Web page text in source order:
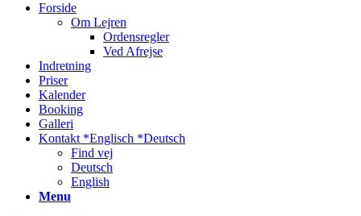
Forside
Om Lejren
Ordensregler
Ved Afrejse
Indretning
Priser
Kalender
Booking
Galleri
Kontakt *Englisch *Deutsch
Find vej
Deutsch
English
Menu